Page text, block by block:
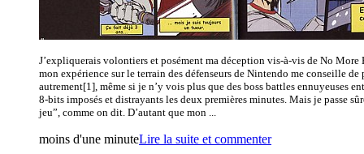
J’expliquerais volontiers et posément ma déception vis-à-vis de No More
mon expérience sur le terrain des défenseurs de Nintendo me conseille de
autrement[1], même si je n’y vois plus que des boss battles ennuyeuses
8-bits imposés et distrayants les deux premières minutes. Mais je passe
jeu”, comme on dit. D’autant que mon ...
moins d'une minuteLire la suite et commenter